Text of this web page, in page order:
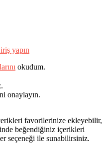
yapın
okudum.
onaylayın.
favorilerinize ekleyebilir,
beğendiğiniz içerikleri
seçeneği ile sunabilirsiniz.